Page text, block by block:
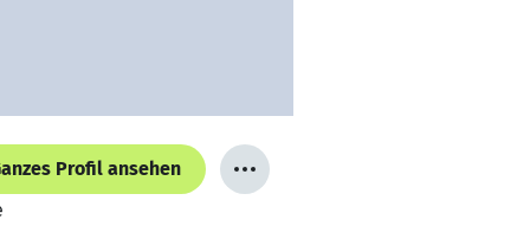
Profil ansehen